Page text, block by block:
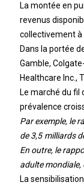
La montée en
revenus
collectivement à
Dans la portée
Gamble,
Healthcare Inc.,
Le marché du fil
prévalence
Par exemple, le
de 3,5 milliards
En outre, le
adulte mondiale,
La